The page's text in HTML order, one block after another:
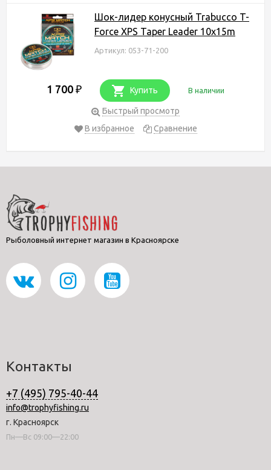
Шок-лидер конусный Trabucco T-
Force XPS Taper Leader 10x15m
Артикул: 053-71-200
1 700 ₽ Купить В наличии
Быстрый просмотр
В избранное
Сравнение
Рыболовный интернет магазин в Красноярске
Контакты
+7 (495) 795-40-44
info@trophyfishing.ru
г. Красноярск
Пн—Вс 09:00—22:00